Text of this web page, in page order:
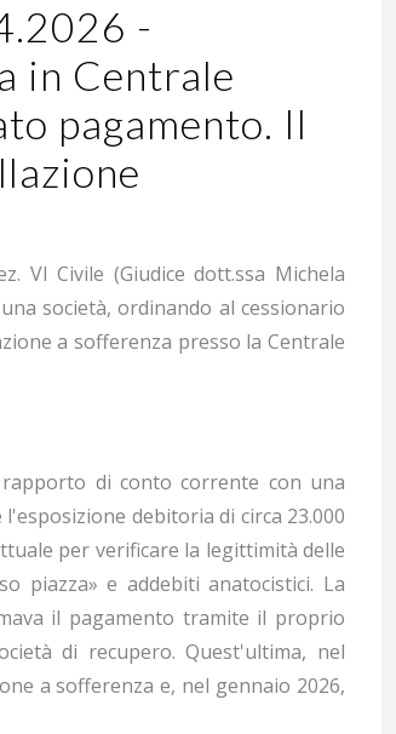
-
in Centrale
pagamento. Il
VI Civile (Giudice dott.ssa Michela
società, ordinando al cessionario
a sofferenza presso la Centrale
di conto corrente con una
debitoria di circa 23.000
per verificare la legittimità delle
piazza» e addebiti anatocistici. La
il pagamento tramite il proprio
di recupero. Quest'ultima, nel
a sofferenza e, nel gennaio 2026,